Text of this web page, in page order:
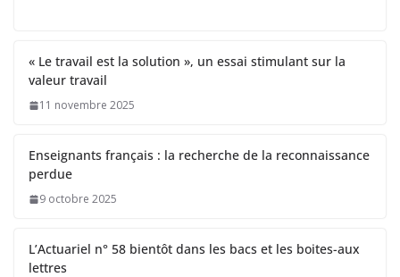
« Le travail est la solution », un essai stimulant sur la
valeur travail
11 novembre 2025
Enseignants français : la recherche de la reconnaissance
perdue
9 octobre 2025
L’Actuariel n° 58 bientôt dans les bacs et les boites-aux
lettres